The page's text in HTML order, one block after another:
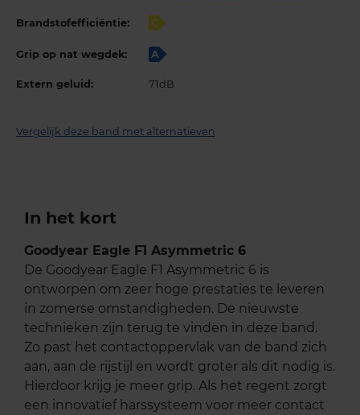
Brandstofefficiëntie: C
Grip op nat wegdek: A
Extern geluid: 71dB
Vergelijk deze band met alternatieven
In het kort
Goodyear Eagle F1 Asymmetric 6
De Goodyear Eagle F1 Asymmetric 6 is
ontworpen om zeer hoge prestaties te leveren
in zomerse omstandigheden. De nieuwste
technieken zijn terug te vinden in deze band.
Zo past het contactoppervlak van de band zich
aan, aan de rijstijl en wordt groter als dit nodig is.
Hierdoor krijg je meer grip. Als het regent zorgt
een innovatief harssysteem voor meer contact